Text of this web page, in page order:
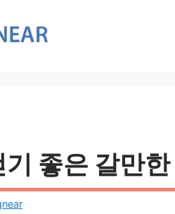
좋은 갈만